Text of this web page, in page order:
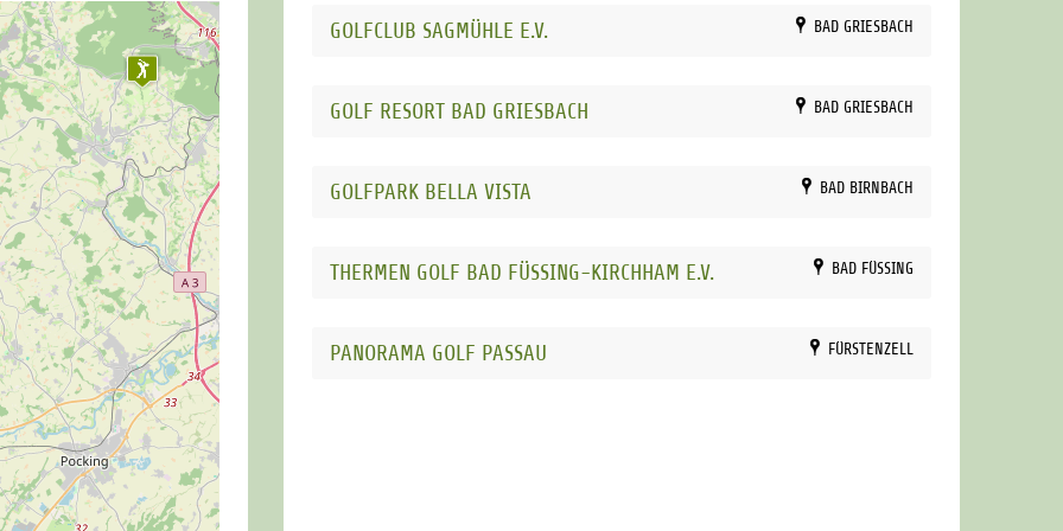
GOLFCLUB SAGMÜHLE E.V. BAD GRIESBACH
GOLF RESORT BAD GRIESBACH BAD GRIESBACH
GOLFPARK BELLA VISTA BAD BIRNBACH
THERMEN GOLF BAD FÜSSING-KIRCHHAM E.V. BAD FÜSSING
PANORAMA GOLF PASSAU FÜRSTENZELL